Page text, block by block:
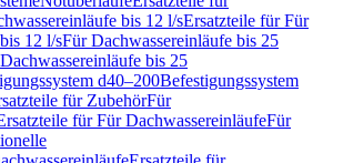
bis 12 l/sErsatzteile für Für
12 l/sFür Dachwassereinläufe bis 25
bis 25
d40–200Befestigungssystem
für ZubehörFür
für Für DachwassereinläufeFür